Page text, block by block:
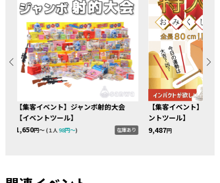
【集客イベント】ジャンボ射的大会
【イベントツール】
1,650円〜 (１人 98円〜) 在庫あり
【集客イベント】特
ントツール】
9,487円